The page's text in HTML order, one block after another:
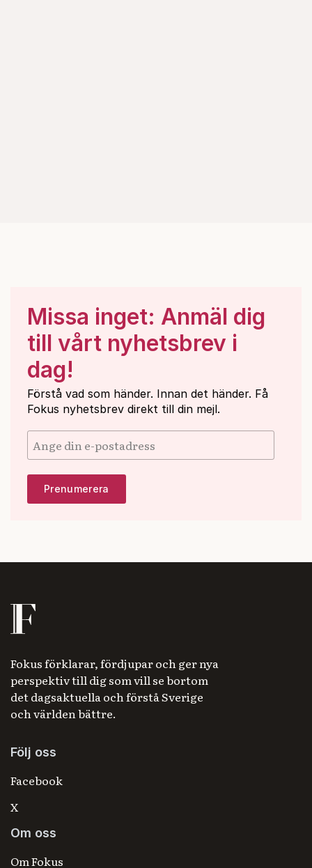
Missa inget: Anmäl dig
till vårt nyhetsbrev i
dag!
Förstå vad som händer. Innan det händer. Få
Fokus nyhetsbrev direkt till din mejl.
Fokus förklarar, fördjupar och ger nya
perspektiv till dig som vill se bortom
det dagsaktuella och förstå Sverige
och världen bättre.
Följ oss
Facebook
X
Om oss
Om Fokus